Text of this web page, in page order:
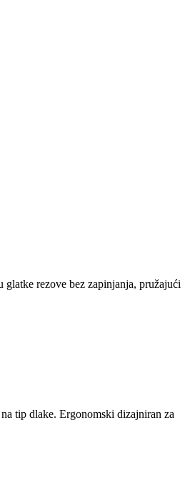
rezove bez zapinjanja, pružajući
tip dlake. Ergonomski dizajniran za